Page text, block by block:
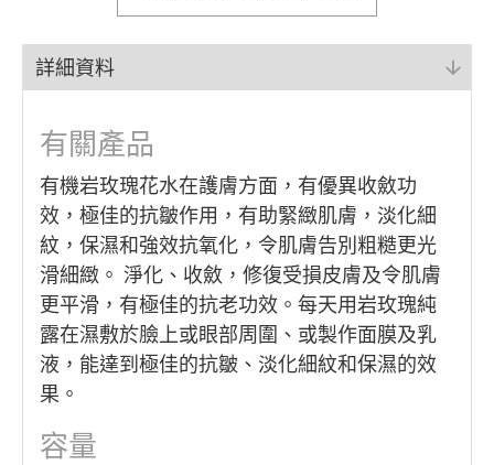
詳細資料
有關產品
有機岩玫瑰花水在護膚方面，有優異收斂功
效，極佳的抗皺作用，有助緊緻肌膚，淡化細
紋，保濕和強效抗氧化，令肌膚告別粗糙更光
滑細緻。 淨化、收斂，修復受損皮膚及令肌膚
更平滑，有極佳的抗老功效。每天用岩玫瑰純
露在濕敷於臉上或眼部周圍、或製作面膜及乳
液，能達到極佳的抗皺、淡化細紋和保濕的效
果。
容量